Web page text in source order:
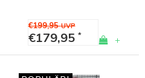
€199,95UVP
€179,95 * +